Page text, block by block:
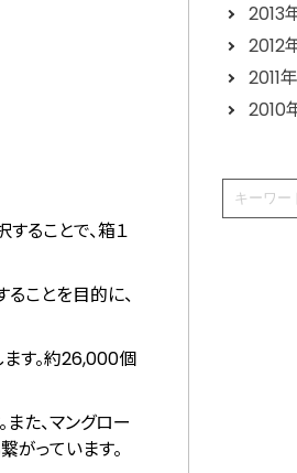
ることで、箱１
ことを目的に、
す。約26,000個
た、マングロー
っています。
2013
2012
2011年
2010